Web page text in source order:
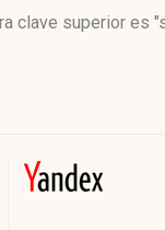
clave superior es